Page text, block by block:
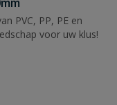
PVC, PP, PE en
voor uw klus!